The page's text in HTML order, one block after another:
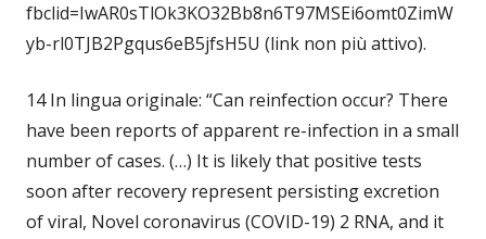
fbclid=IwAR0sTlOk3KO32Bb8n6T97MSEi6omt0ZimW
yb-rl0TJB2Pgqus6eB5jfsH5U (link non più attivo).
14 In lingua originale: “Can reinfection occur? There
have been reports of apparent re-infection in a small
number of cases. (…) It is likely that positive tests
soon after recovery represent persisting excretion
of viral, Novel coronavirus (COVID-19) 2 RNA, and it